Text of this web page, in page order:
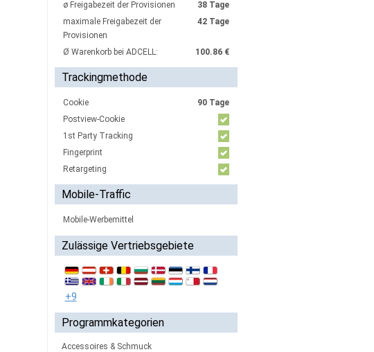
ø Freigabezeit der Provisionen
38 Tage
maximale Freigabezeit der
Provisionen
42 Tage
Ø Warenkorb bei ADCELL: 100.86 €
Trackingmethode
Cookie
90 Tage
Postview-Cookie
1st Party Tracking
Fingerprint
Retargeting
Mobile-Traffic
Mobile-Werbemittel
Zulässige Vertriebsgebiete
+9
Programmkategorien
Accessoires & Schmuck